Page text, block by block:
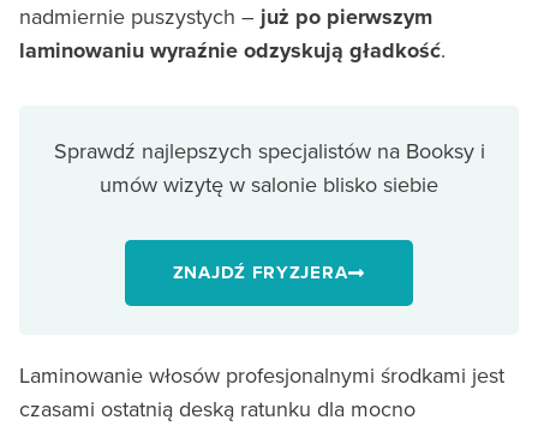
nadmiernie puszystych – już po pierwszym
laminowaniu wyraźnie odzyskują gładkość.
Sprawdź najlepszych specjalistów na Booksy i
umów wizytę w salonie blisko siebie
ZNAJDŹ FRYZJERA
Laminowanie włosów profesjonalnymi środkami jest
czasami ostatnią deską ratunku dla mocno